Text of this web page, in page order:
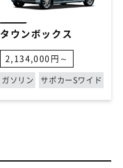
タウンボックス
2,134,000円～
ガソリン サポカーSワイド